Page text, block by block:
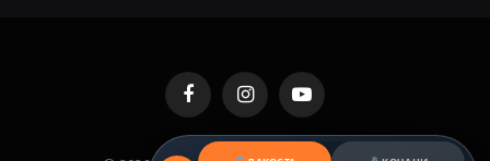
FacebookInstagramYouTube